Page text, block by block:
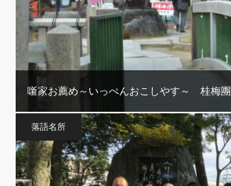
噺家お薦め～いっぺんおこしやす～ 桂梅
落語名所